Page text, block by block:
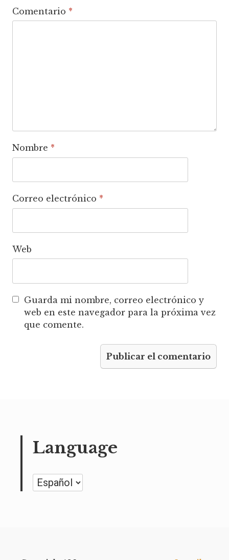
Comentario *
Nombre *
Correo electrónico *
Web
Guarda mi nombre, correo electrónico y
web en este navegador para la próxima vez
que comente.
Language
Language